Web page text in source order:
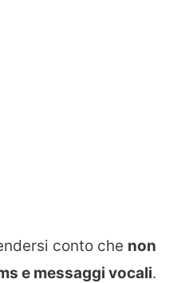
conto che non
e messaggi vocali.